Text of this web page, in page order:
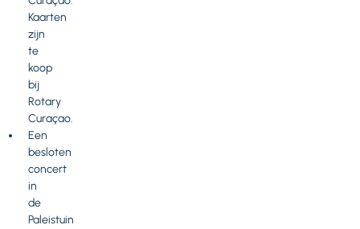
Kaarten
zijn
te
koop
bij
Rotary
Curaçao.
Een
besloten
concert
in
de
Paleistuin